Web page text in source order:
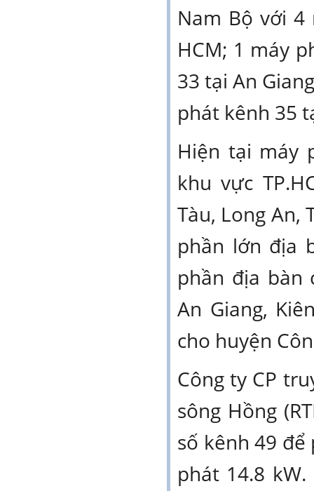
Nam Bộ với
HCM; 1 máy
33 tại An
phát kênh 35
Hiện tại máy
khu vực
Tàu, Long An,
phần lớn địa
phần địa bàn
An Giang,
cho huyện
Công ty CP
sông Hồng
số kênh 49 để
phát 14.8